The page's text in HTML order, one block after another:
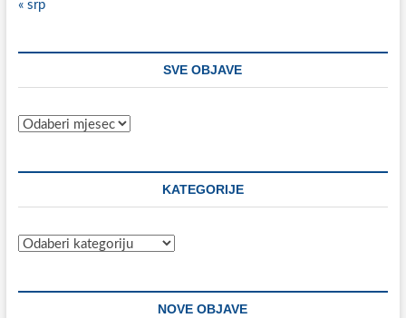
« srp
SVE OBJAVE
Sve
KATEGORIJE
Kategorije
NOVE OBJAVE